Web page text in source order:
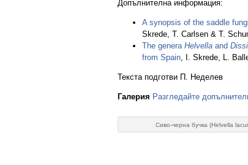
Допълнителна информация:
A synopsis of the saddle
Skrede, T. Carlsen & T.
The genera Helvella and
from Spain, I. Skrede, L.
Текста подготви П. Неделев
Галерия Разгледайте
Сиво-черна бучка (Helvella